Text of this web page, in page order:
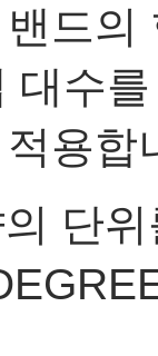
드
대수
용합
단